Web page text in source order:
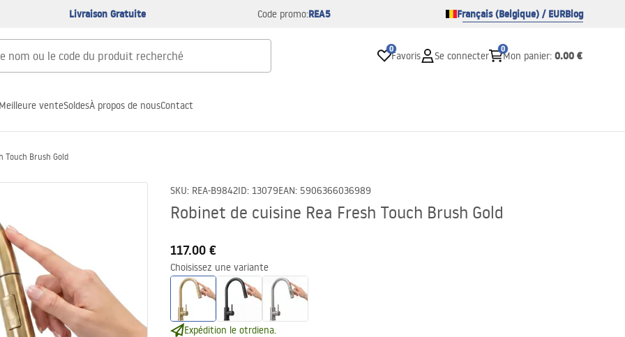
Livraison Gratuite Code promo:REA5 Français (Belgique) / EURBlog
0
Favoris Se connecter
0
Mon panier: 0.00 €
Meilleure venteSoldesÀ propos de nousContact
Touch Brush Gold
SKU: REA-B9842ID: 13079EAN: 5906366036989
Robinet de cuisine Rea Fresh Touch Brush Gold
117.00 €
Choisissez une variante
Expédition le otrdiena.